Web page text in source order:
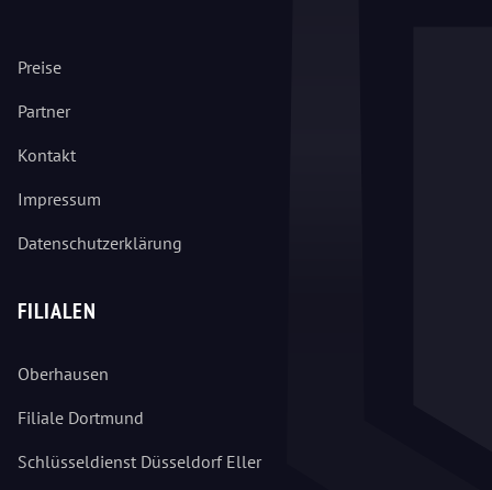
Preise
Partner
Kontakt
Impressum
Datenschutzerklärung
FILIALEN
Oberhausen
Filiale Dortmund
Schlüsseldienst Düsseldorf Eller